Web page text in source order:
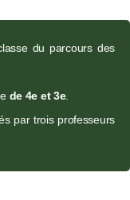
du parcours des
de 4e et 3e.
par trois professeurs